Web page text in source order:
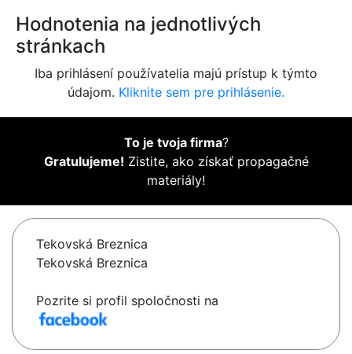
Hodnotenia na jednotlivých
stránkach
Iba prihlásení používatelia majú prístup k týmto
údajom. Kliknite sem pre prihlásenie.
To je tvoja firma?
Gratulujeme! Zistite, ako získať propagačné
materiály!
Tekovská Breznica
Tekovská Breznica
Pozrite si profil spoločnosti na